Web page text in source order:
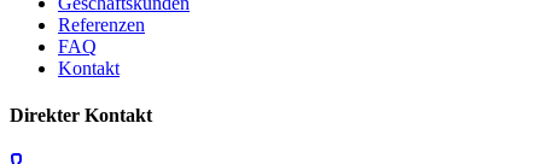
Referenzen
FAQ
Kontakt
Direkter Kontakt